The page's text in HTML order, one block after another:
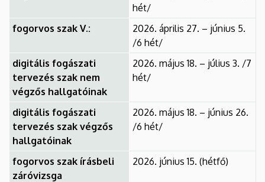
hét/
fogorvos szak V.:
2026. április 27. – június 5.
/6 hét/
digitális fogászati
tervezés szak nem
végzős hallgatóinak
2026. május 18. – július 3. /7
hét/
digitális fogászati
tervezés szak végzős
hallgatóinak
2026. május 18. – június 26.
/6 hét/
fogorvos szak írásbeli
záróvizsga
2026. június 15. (hétfő)